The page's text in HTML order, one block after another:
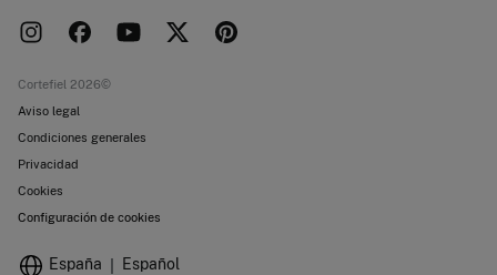
Cortefiel 2026©
Aviso legal
Condiciones generales
Privacidad
Cookies
Configuración de cookies
España Español